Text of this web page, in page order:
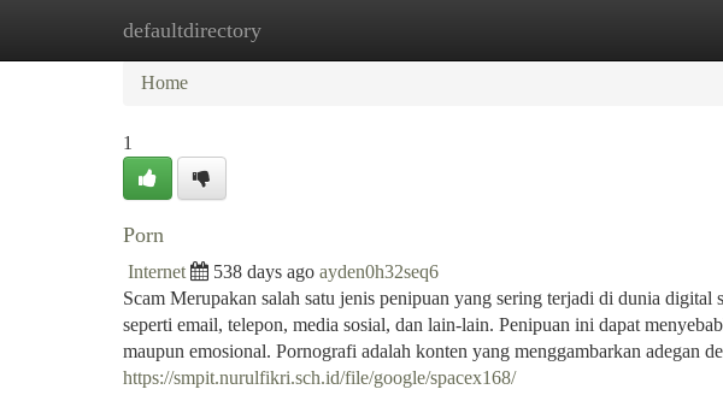
defaultdirectory
Home New Site Listings
Home
1
Porn
Internet 538 days ago ayden0h32seq6
Scam Merupakan salah satu jenis penipuan yang sering terjadi di dunia
seperti email, telepon, media sosial, dan lain-lain. Penipuan ini dapat
maupun emosional. Pornografi adalah konten yang menggambarkan adegan
https://smpit.nurulfikri.sch.id/file/google/spacex168/